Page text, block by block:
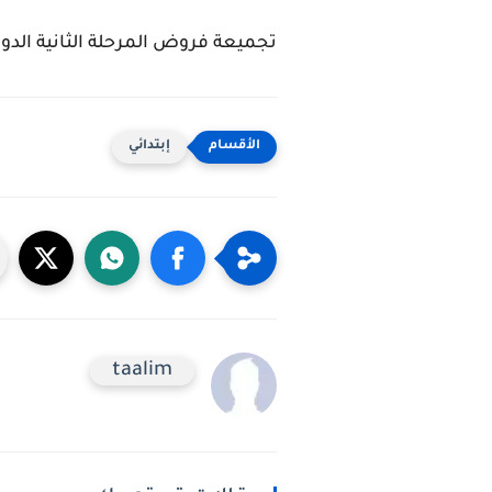
تجميعة فروض المرحلة الثانية
إبتدائي
taalim